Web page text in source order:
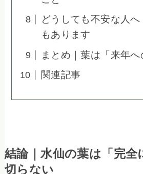
どうしても不安な人
もあります
まとめ｜葉は「来年へ
関連記事
結論｜水仙の葉は「完全
切らない